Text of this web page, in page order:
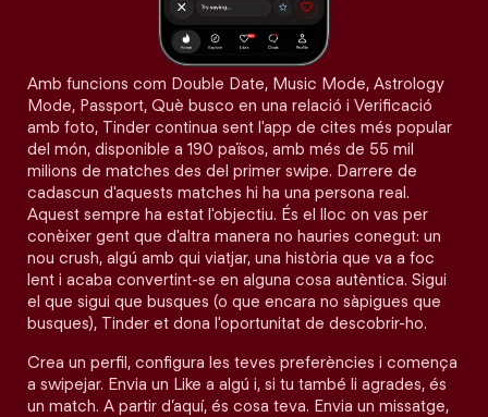
Amb funcions com Double Date, Music Mode, Astrology
Mode, Passport, Què busco en una relació i Verificació
amb foto, Tinder continua sent l'app de cites més popular
del món, disponible a 190 països, amb més de 55 mil
milions de matches des del primer swipe. Darrere de
cadascun d'aquests matches hi ha una persona real.
Aquest sempre ha estat l'objectiu. És el lloc on vas per
conèixer gent que d'altra manera no hauries conegut: un
nou crush, algú amb qui viatjar, una història que va a foc
lent i acaba convertint-se en alguna cosa autèntica. Sigui
el que sigui que busques (o que encara no sàpigues que
busques), Tinder et dona l'oportunitat de descobrir-ho.
Crea un perfil, configura les teves preferències i comença
a swipejar. Envia un Like a algú i, si tu també li agrades, és
un match. A partir d’aquí, és cosa teva. Envia un missatge,